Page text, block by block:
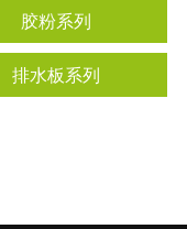
胶粉系列
排水板系列